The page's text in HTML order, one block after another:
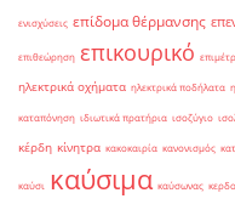
ενισχύσεις επίδομα θέρμανσης
επιθεώρηση επικουρικό
ηλεκτρικά οχήματα ηλεκτρικά ποδήλατα
καταπόνηση ιδιωτικά πρατήρια ισοζύγιο
κέρδη κίνητρα κακοκαιρία κανονισμός
καύσι καύσιμα καύσωνας